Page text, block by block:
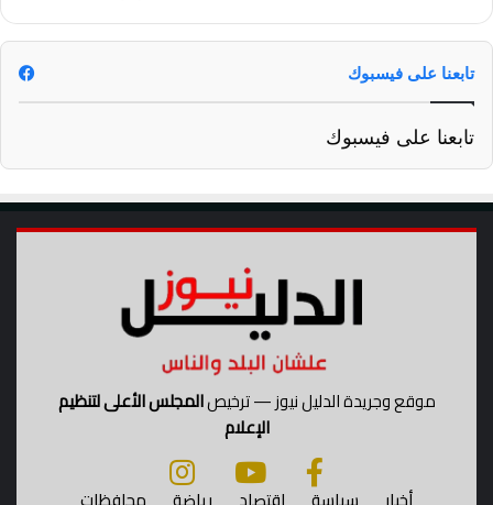
تابعنا على فيسبوك
تابعنا على فيسبوك
موقع وجريدة الدليل نيوز — ترخيصالمجلس الأعلى لتنظيم
الإعلام